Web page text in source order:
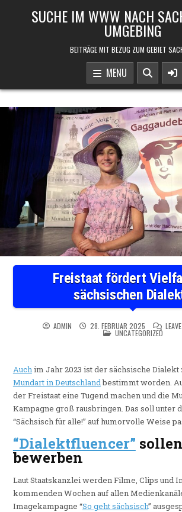
SUCHE IM WWW NACH
UMGEBING
BEITRÄGE MIT BEZUG ZUM GEBIET
MENU
Freistaat fördert
sächsischen
ADMIN 28. FEBRUAR 2025
POSTED IN
UNCATEGORIZED
Auchim Jahr 2023 ist der sächsische Dialekt
Mundart in Deutschlandbestimmt worden.
der Freistaat eine Tugend machen und die
Kampagne groß rausbringen. Das soll unter
“Sächsisch für alle!” auf humorvolle Weise
“Dialektfluencer”
bewerben
Laut Staatskanzlei werden Filme, Clips und
kommenden Wochen auf allen
Imagekampagne “So geht sächsisch”